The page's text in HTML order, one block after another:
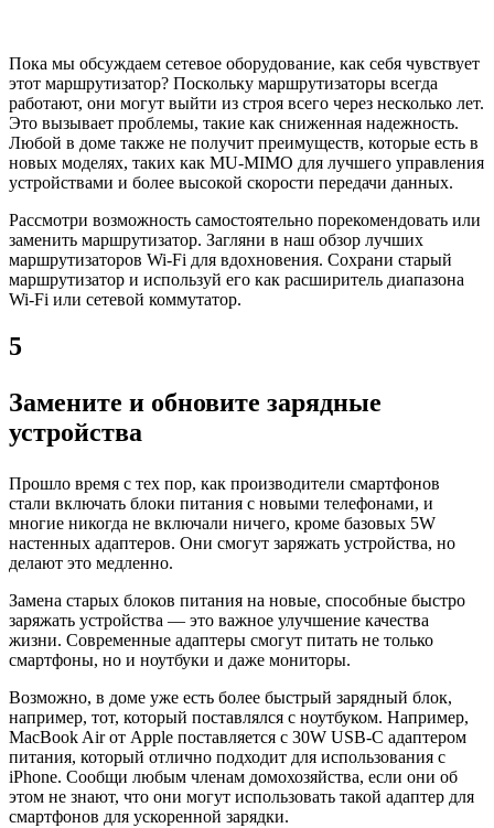
Пока мы обсуждаем сетевое оборудование, как себя чувствует
этот маршрутизатор? Поскольку маршрутизаторы всегда
работают, они могут выйти из строя всего через несколько лет.
Это вызывает проблемы, такие как сниженная надежность.
Любой в доме также не получит преимуществ, которые есть в
новых моделях, таких как MU-MIMO для лучшего управления
устройствами и более высокой скорости передачи данных.
Рассмотри возможность самостоятельно порекомендовать или
заменить маршрутизатор. Загляни в наш обзор лучших
маршрутизаторов Wi-Fi для вдохновения. Сохрани старый
маршрутизатор и используй его как расширитель диапазона
Wi-Fi или сетевой коммутатор.
5
Замените и обновите зарядные
устройства
Прошло время с тех пор, как производители смартфонов
стали включать блоки питания с новыми телефонами, и
многие никогда не включали ничего, кроме базовых 5W
настенных адаптеров. Они смогут заряжать устройства, но
делают это медленно.
Замена старых блоков питания на новые, способные быстро
заряжать устройства — это важное улучшение качества
жизни. Современные адаптеры смогут питать не только
смартфоны, но и ноутбуки и даже мониторы.
Возможно, в доме уже есть более быстрый зарядный блок,
например, тот, который поставлялся с ноутбуком. Например,
MacBook Air от Apple поставляется с 30W USB-C адаптером
питания, который отлично подходит для использования с
iPhone. Сообщи любым членам домохозяйства, если они об
этом не знают, что они могут использовать такой адаптер для
смартфонов для ускоренной зарядки.